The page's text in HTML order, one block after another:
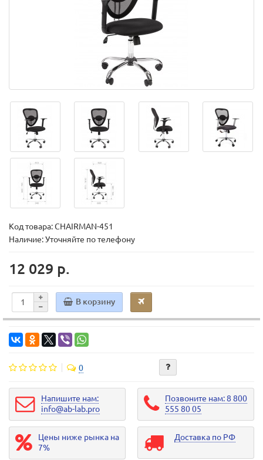
Код товара:CHAIRMAN-451
Наличие: Уточняйте по телефону
12 029 р.
В корзину
0
Напишите нам:
info@ab-lab.pro
Позвоните нам: 8 800
555 80 05
Цены ниже рынка на
7%
Доставка по РФ